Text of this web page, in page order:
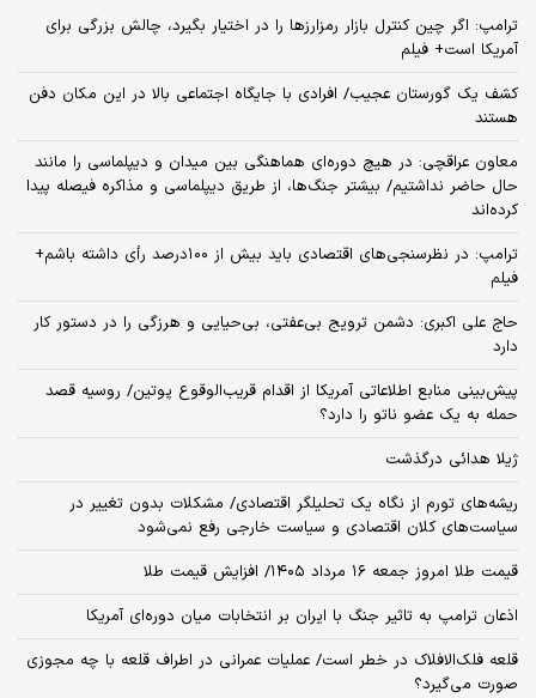
ترامپ: اگر چین کنترل بازار رمزارزها را در اختیار بگیرد، چالش بزرگی برای
آمریکا است+ فیلم
کشف یک گورستان عجیب/ افرادی با جایگاه اجتماعی بالا در این مکان دفن
هستند
معاون عراقچی: در هیچ دوره‌ای هماهنگی بین میدان و دیپلماسی را مانند
حال حاضر نداشتیم/ بیشتر جنگ‌ها، از طریق دیپلماسی و مذاکره فیصله پیدا
کرده‌اند
ترامپ: در نظرسنجی‌های اقتصادی باید بیش از ۱۰۰درصد رأی داشته باشم+
فیلم
حاج علی اکبری: دشمن ترویج بی‌عفتی، بی‌حیایی و هرزگی را در دستور کار
دارد
پیش‌بینی منابع اطلاعاتی آمریکا از اقدام قریب‌الوقوع پوتین/ روسیه قصد
حمله به یک عضو ناتو را دارد؟
ژیلا هدائی درگذشت
ریشه‌های تورم از نگاه یک تحلیلگر اقتصادی/ مشکلات بدون تغییر در
سیاست‌های کلان اقتصادی و سیاست خارجی رفع نمی‌شود
قیمت طلا امروز جمعه ۱۶ مرداد ۱۴۰۵/ افزایش قیمت طلا
اذعان ترامپ به تاثیر جنگ با ایران بر انتخابات میان دوره‌ای آمریکا
قلعه فلک‌الافلاک در خطر است/ عملیات عمرانی در اطراف قلعه با چه مجوزی
صورت می‌گیرد؟